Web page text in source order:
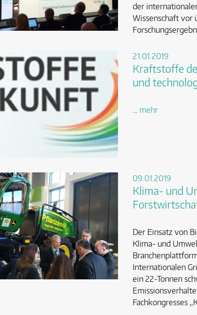
der
Wissenschaft vor
21.01.2019
Kraftstoffe
und
mehr
09.01.2019
Klima- und
Der Einsatz von
Klima- und
Internationalen
ein 22-Tonnen
Fachkongresses